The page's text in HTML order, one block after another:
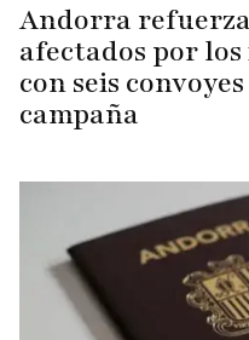
Andorra
afectados por
con seis
campaña